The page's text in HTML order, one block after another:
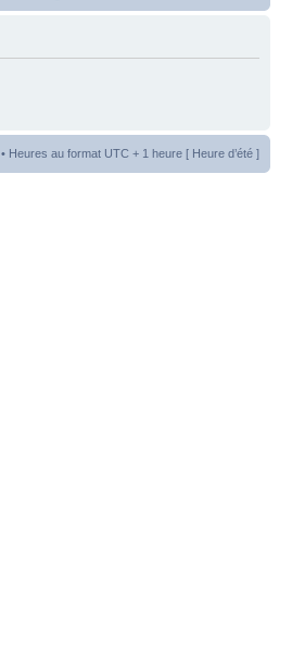
• Heures au format UTC + 1 heure [ Heure d’été ]